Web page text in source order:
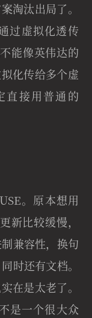
淘汰出局了。
过虚拟化透传
能像英伟达的
化传给多个虚
直接用普通的
。原本想用
新比较缓慢，
兼容性，换句
时还有文档。
在是太老了。
是一个很大众